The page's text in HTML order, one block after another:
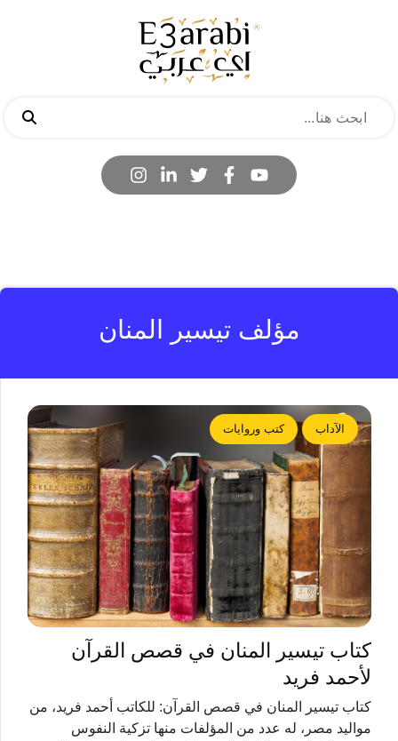
مؤلف تيسير المنان
الآداب كتب وروايات
كتاب تيسير المنان في قصص القرآن
لأحمد فريد
كتاب تيسير المنان في قصص القرآن: للكاتب أحمد فريد، من
مواليد مصر، له عدد من المؤلفات منها تزكية النفوس